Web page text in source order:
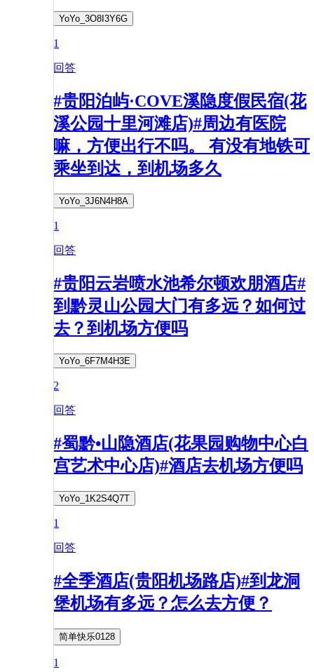
YoYo_3O8I3Y6G
1
回答
#贵阳泊屿·COVE溪隐度假民宿(花
溪公园十里河滩店)#周边有医院
嘛，方便出行不吗。 有没有地铁可
乘坐到达，到机场多久
YoYo_3J6N4H8A
1
回答
#贵阳云岩喷水池希尔顿欢朋酒店#
到黔灵山公园大门有多远？如何过
去？到机场方便吗
YoYo_6F7M4H3E
2
回答
#蜀黔•山隐酒店(花果园购物中心白
宫艺术中心店)#酒店去机场方便吗
YoYo_1K2S4Q7T
1
回答
#全季酒店(贵阳机场路店)#到龙洞
堡机场有多远？怎么去方便？
简单快乐0128
1